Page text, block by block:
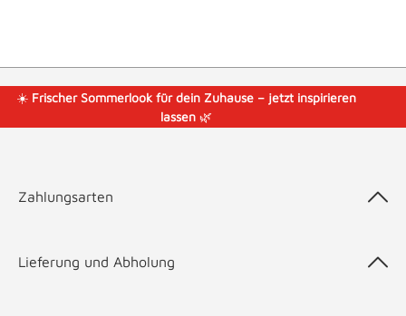
☀️ Frischer Sommerlook für dein Zuhause – jetzt inspirieren
lassen🌿
Zahlungsarten
Lieferung und Abholung